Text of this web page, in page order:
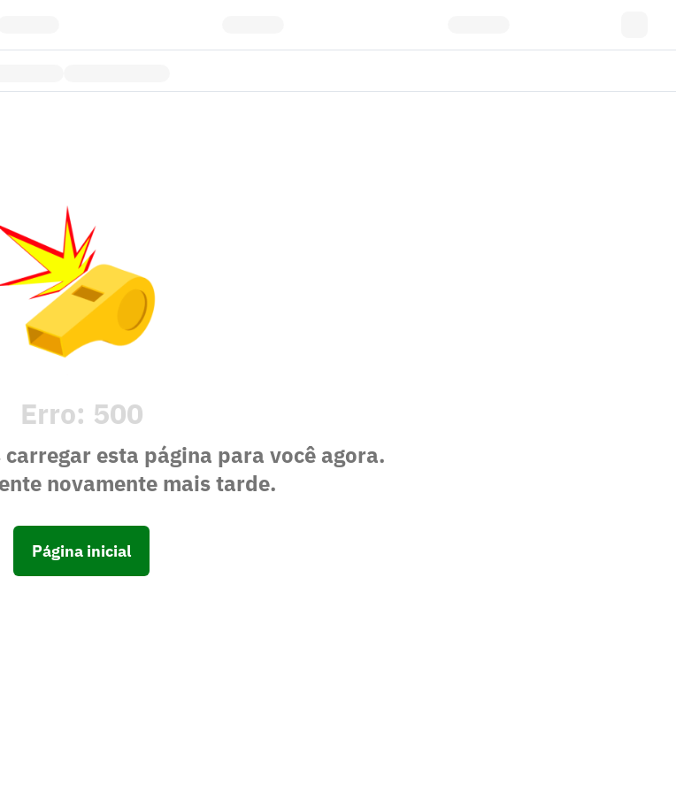
Erro: 500
carregar esta página para você agora.
novamente mais tarde.
Página inicial